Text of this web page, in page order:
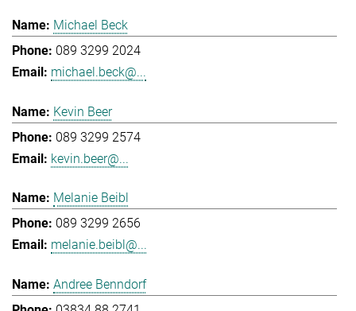
Michael Beck
089 3299 2024
michael.beck@...
Kevin Beer
089 3299 2574
kevin.beer@...
Melanie Beibl
089 3299 2656
melanie.beibl@...
Andree Benndorf